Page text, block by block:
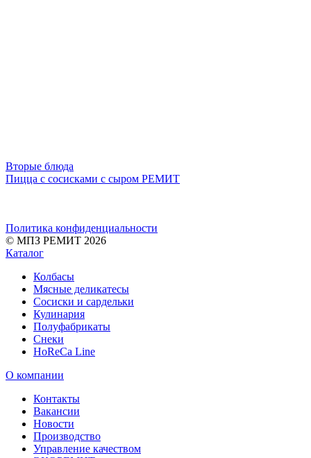
Вторые блюда
Пицца с сосисками с сыром РЕМИТ
Политика конфиденциальности
© МПЗ РЕМИТ 2026
Каталог
Колбасы
Мясные деликатесы
Сосиски и сардельки
Кулинария
Полуфабрикаты
Снеки
HoReCa Line
О компании
Контакты
Вакансии
Новости
Производство
Управление качеством